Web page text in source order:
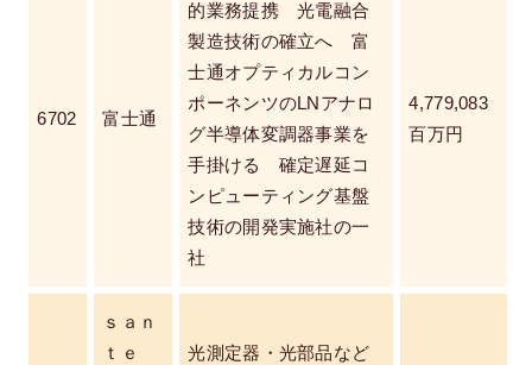
6702 富士通
的業務提携 光電融合
製造技術の確立へ 富
士通オプティカルコン
ポーネンツのLNアナロ
グ半導体変調器事業を
手掛ける 確定遅延コ
ンピューティング基盤
技術の開発実施社の一
社
4,779,083
百万円
ｓａｎ
ｔｅ
光測定器・光部品など